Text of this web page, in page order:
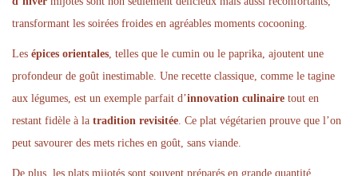
transformant les soirées froides en agréables moments cocooning.
Les épices orientales, telles que le cumin ou le paprika, ajoutent une
profondeur de goût inestimable. Une recette classique, comme le tagine
aux légumes, est un exemple parfait d’innovation culinaire tout en
restant fidèle à la tradition revisitée. Ce plat végétarien prouve que l’on
peut savourer des mets riches en goût, sans viande.
De plus, les plats mijotés sont souvent préparés en grande quantité,